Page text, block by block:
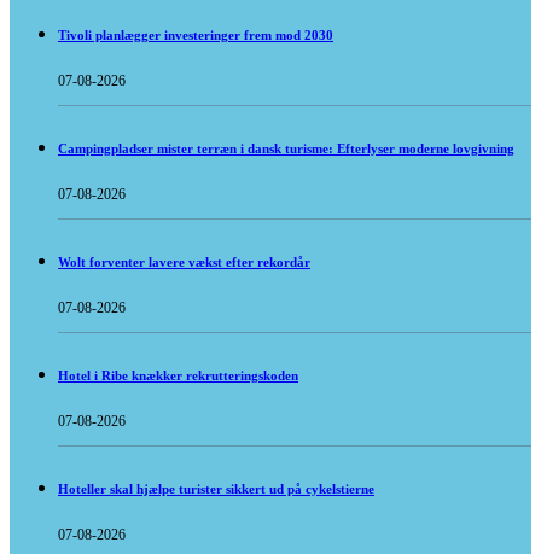
Tivoli planlægger investeringer frem mod 2030
07-08-2026
Campingpladser mister terræn i dansk turisme: Efterlyser moderne lovgivning
07-08-2026
Wolt forventer lavere vækst efter rekordår
07-08-2026
Hotel i Ribe knækker rekrutteringskoden
07-08-2026
Hoteller skal hjælpe turister sikkert ud på cykelstierne
07-08-2026